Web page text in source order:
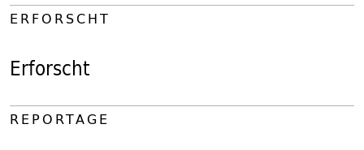
ERFORSCHT
Erforscht
REPORTAGE